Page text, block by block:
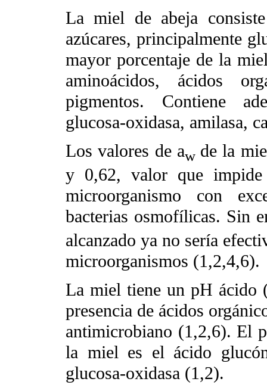
La miel de abeja
azúcares, principalmente
mayor porcentaje de la
aminoácidos, ácidos
pigmentos. Contiene
glucosa-oxidasa, amilasa,
Los valores de aw de la
y 0,62, valor que
microorganismo con
bacterias osmofílicas. Sin
alcanzado ya no sería
microorganismos (1,2,4,6).
La miel tiene un pH ácido
presencia de ácidos
antimicrobiano (1,2,6). El
la miel es el ácido
glucosa-oxidasa (1,2).